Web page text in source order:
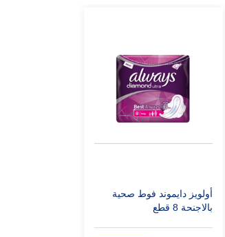
أولويز دايموند فوط صحية
بالاجنحة 8 قطع